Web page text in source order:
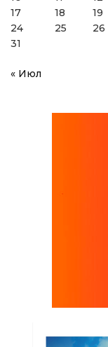
17
18 19
24
25 26
31
« Июл